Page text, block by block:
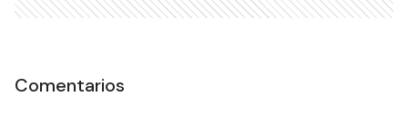
Comentarios